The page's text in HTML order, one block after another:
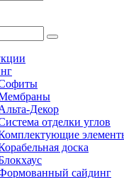
Декор
отделки углов
доска
сайдинг